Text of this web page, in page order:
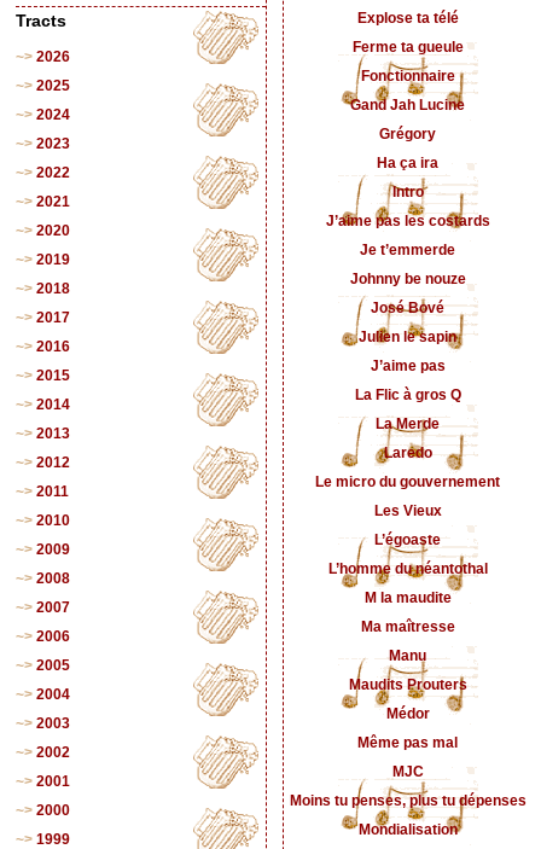
Tracts
2026
2025
2024
2023
2022
2021
2020
2019
2018
2017
2016
2015
2014
2013
2012
2011
2010
2009
2008
2007
2006
2005
2004
2003
2002
2001
2000
1999
Explose ta télé
Ferme ta gueule
Fonctionnaire
Gand Jah Lucine
Grégory
Ha ça ira
Intro
J’aime pas les costards
Je t’emmerde
Johnny be nouze
José Bové
Julien le sapin
J’aime pas
La Flic à gros Q
La Merde
Laredo
Le micro du gouvernement
Les Vieux
L’égoaste
L’homme du néantothal
M la maudite
Ma maîtresse
Manu
Maudits Prouters
Médor
Même pas mal
MJC
Moins tu penses, plus tu dépenses
Mondialisation